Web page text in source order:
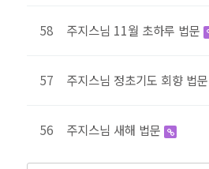
58 주지스님 11월 초하루 법문
57 주지스님 정초기도 회향 법
56 주지스님 새해 법문